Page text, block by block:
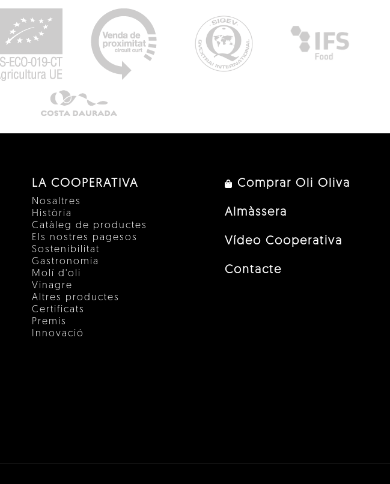
LA COOPERATIVA
Nosaltres
Història
Catàleg de productes
Els nostres pagesos
Sostenibilitat
Gastronomia
Molí d'oli
Vinagre
Altres productes
Certificats
Premis
Innovació
Comprar Oli Oliva
Almàssera
Vídeo Cooperativa
Contacte